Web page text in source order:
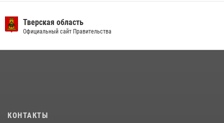
10 июля 2026, 08:44 1
(видео)
Тверская область
Официальный сайт Правительства
КОНТАКТЫ